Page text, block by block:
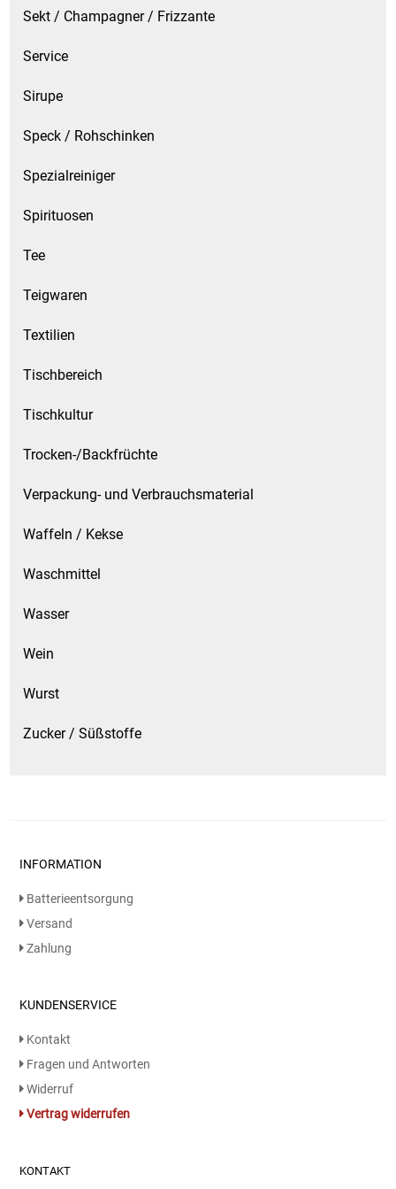
Sekt / Champagner / Frizzante
Service
Sirupe
Speck / Rohschinken
Spezialreiniger
Spirituosen
Tee
Teigwaren
Textilien
Tischbereich
Tischkultur
Trocken-/Backfrüchte
Verpackung- und Verbrauchsmaterial
Waffeln / Kekse
Waschmittel
Wasser
Wein
Wurst
Zucker / Süßstoffe
INFORMATION
Batterieentsorgung
Versand
Zahlung
KUNDENSERVICE
Kontakt
Fragen und Antworten
Widerruf
Vertrag widerrufen
KONTAKT